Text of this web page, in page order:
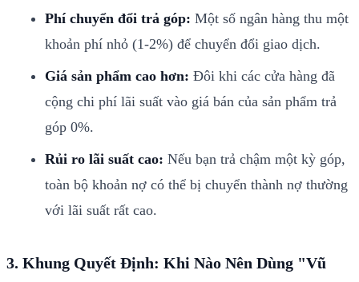
Phí chuyển đổi trả góp: Một số ngân hàng thu một
khoản phí nhỏ (1-2%) để chuyển đổi giao dịch.
Giá sản phẩm cao hơn: Đôi khi các cửa hàng đã
cộng chi phí lãi suất vào giá bán của sản phẩm trả
góp 0%.
Rủi ro lãi suất cao: Nếu bạn trả chậm một kỳ góp,
toàn bộ khoản nợ có thể bị chuyển thành nợ thường
với lãi suất rất cao.
3. Khung Quyết Định: Khi Nào Nên Dùng "Vũ